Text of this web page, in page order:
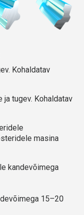
Kohaldatav
ja tugev. Kohaldatav
masina
kandevõimega
15–20